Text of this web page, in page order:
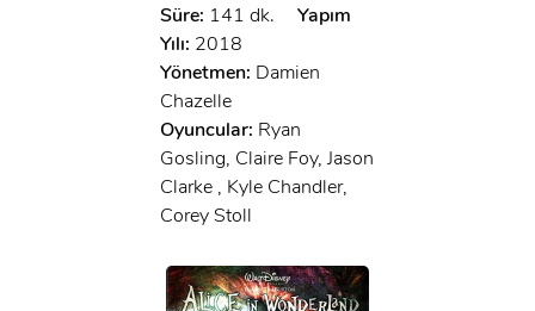
Süre: 141 dk.
Yapım
Yılı: 2018
Yönetmen: Damien
Chazelle
Oyuncular: Ryan
Gosling, Claire Foy, Jason
Clarke , Kyle Chandler,
Corey Stoll